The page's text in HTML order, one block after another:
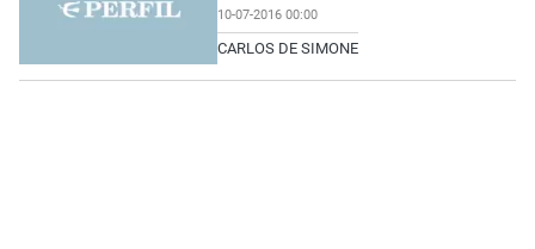
10-07-2016 00:00
CARLOS DE SIMONE